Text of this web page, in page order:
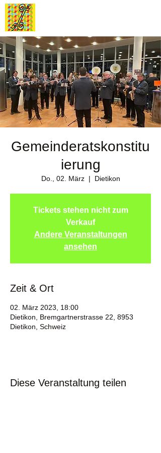
Gemeinderatskonstitu
ierung
Do., 02. März
  |
Dietikon
Tickets stehen nicht zum
Verkauf
Andere Veranstaltungen
ansehen
Zeit & Ort
02. März 2023, 18:00
Dietikon, Bremgartnerstrasse 22, 8953
Dietikon, Schweiz
Diese Veranstaltung teilen